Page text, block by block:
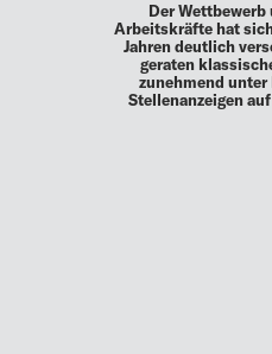
Der
Arbeitskräfte hat
Jahren deutlich
geraten
zunehmend
Stellenanzeigen